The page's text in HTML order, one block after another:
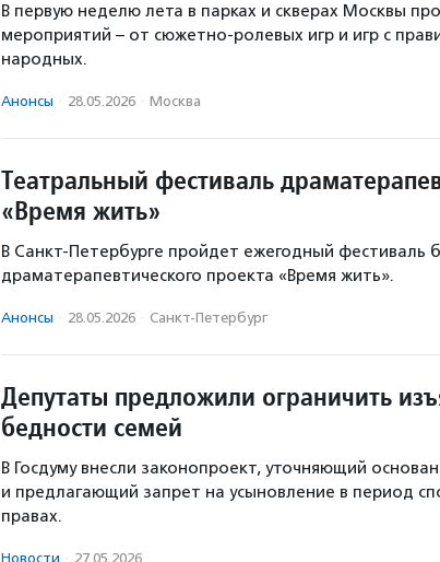
В первую неделю лета в парках и скверах Москвы
мероприятий – от сюжетно-ролевых игр и игр с
народных.
Анонсы · 28.05.2026 · Москва
Театральный фестиваль
«Время жить»
В Санкт-Петербурге пройдет ежегодный фестиваль
драматерапевтического проекта «Время жить».
Анонсы · 28.05.2026 · Санкт-Петербург
Депутаты предложили ограничить
бедности семей
В Госдуму внесли законопроект, уточняющий
и предлагающий запрет на усыновление в период
правах.
Новости · 27.05.2026